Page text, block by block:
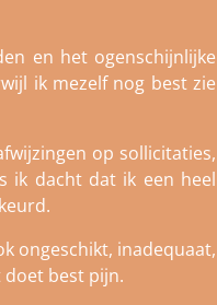
en het ogenschijnlijke
ik mezelf nog best zie
op sollicitaties,
ik dacht dat ik een heel
ongeschikt, inadequaat,
doet best pijn.